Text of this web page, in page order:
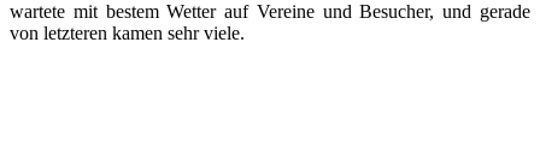
wartete mit bestem Wetter auf Vereine und Besucher, und gerade
von letzteren kamen sehr viele.